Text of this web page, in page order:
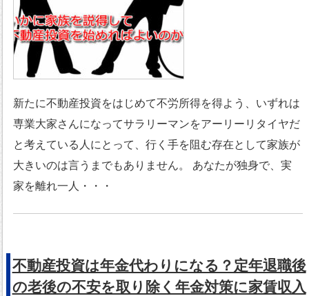
新たに不動産投資をはじめて不労所得を得よう、いずれは
専業大家さんになってサラリーマンをアーリーリタイヤだ
と考えている人にとって、行く手を阻む存在として家族が
大きいのは言うまでもありません。 あなたが独身で、実
家を離れ一人・・・
不動産投資は年金代わりになる？定年退職後
の老後の不安を取り除く年金対策に家賃収入